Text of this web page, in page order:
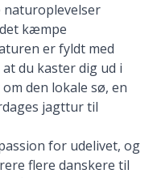
naturoplevelser
kæmpe
er fyldt med
du kaster dig ud i
den lokale sø, en
jagttur til
for udelivet, og
flere danskere til